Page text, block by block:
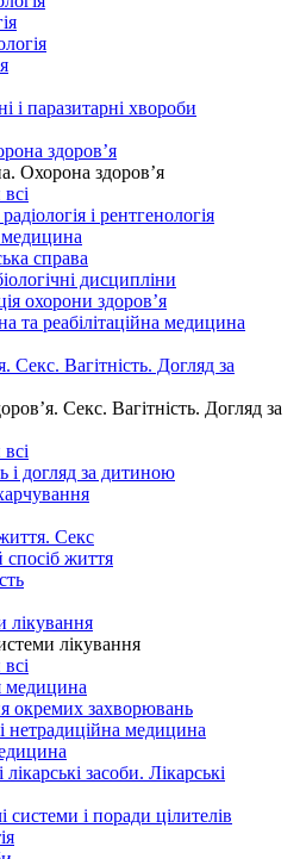
і паразитарні хвороби
здоров’я
Охорона здоров’я
і рентгенологія
медицина
справа
дисципліни
охорони здоров’я
та реабілітаційна медицина
Секс. Вагітність. Догляд за
Секс. Вагітність. Догляд за
і догляд за дитиною
Секс
спосіб життя
лікування
лікування
окремих захворювань
нетрадиційна медицина
засоби. Лікарські
системи і поради цілителів